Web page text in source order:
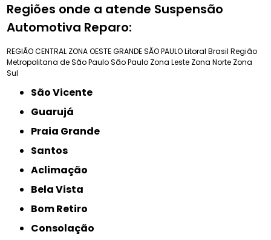
Regiões onde a atende Suspensão
Automotiva Reparo:
REGIÃO CENTRAL ZONA OESTEGRANDE SÃO PAULOLitoral Brasil Região
Metropolitana de São PauloSão Paulo Zona Leste Zona Norte Zona
Sul
São Vicente
Guarujá
Praia Grande
Santos
Aclimação
Bela Vista
Bom Retiro
Consolação